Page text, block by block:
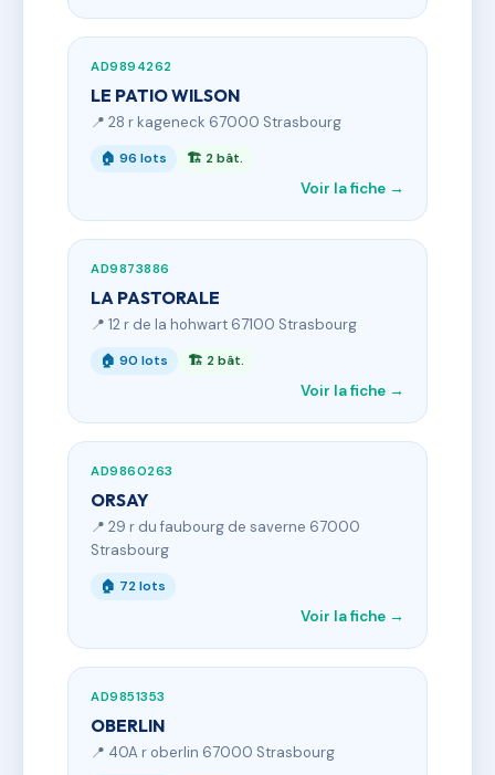
AD9894262
LE PATIO WILSON
📍 28 r kageneck 67000 Strasbourg
🏠 96 lots 🏗 2 bât.
Voir la fiche →
AD9873886
LA PASTORALE
📍 12 r de la hohwart 67100 Strasbourg
🏠 90 lots 🏗 2 bât.
Voir la fiche →
AD9860263
ORSAY
📍 29 r du faubourg de saverne 67000
Strasbourg
🏠 72 lots
Voir la fiche →
AD9851353
OBERLIN
📍 40A r oberlin 67000 Strasbourg